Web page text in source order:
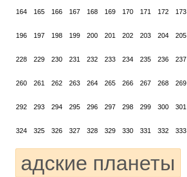
164 165 166 167 168 169 170 171 172 173
196 197 198 199 200 201 202 203 204 205
228 229 230 231 232 233 234 235 236 237
260 261 262 263 264 265 266 267 268 269
292 293 294 295 296 297 298 299 300 301
324 325 326 327 328 329 330 331 332 333
адские планеты